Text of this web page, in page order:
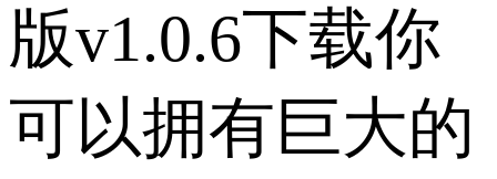
版v1.0.6下载你
可以拥有巨大的